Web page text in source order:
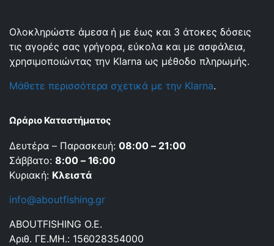
Ολοκληρώστε άμεσα ή με έως και 3 άτοκες δόσεις
τις αγορές σας γρήγορα, εύκολα και με ασφάλεια,
χρησιμοποιώντας την Klarna ως μέθοδο πληρωμής.
Μάθετε περισσότερα σχετικά με την Klarna.
Ωράριο Καταστήματος
Δευτέρα – Παρασκευή:08:00 – 21:00
Σάββατο: 8:00 – 16:00
Κυριακή: Κλειστά
info@aboutfishing.gr
ABOUTFISHING Ο.Ε.
Αριθ. ΓΕ.ΜΗ.: 156028354000